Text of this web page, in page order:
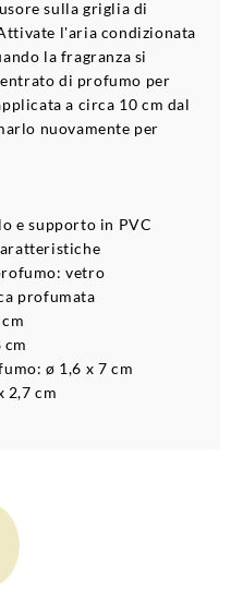
sulla griglia di
l'aria condizionata
la fragranza si
di profumo per
a circa 10 cm dal
nuovamente per
e supporto in PVC
vetro
profumata
ø 1,6 x 7 cm
2,7 cm